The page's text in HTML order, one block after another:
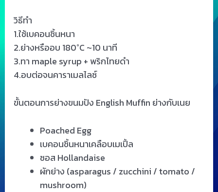
วิธีทำ
1.ใช้เบคอนชิ้นหนา
2.ย่างหรืออบ 180°C ~10 นาที
3.ทา maple syrup + พริกไทยดำ
4.อบต่อจนคาราเมลไลซ์
ขั้นตอนการย่างขนมปัง English Muffin ย่างกับเนย
Poached Egg
เบคอนชิ้นหนาเคลือบเมเปิ้ล
ซอส Hollandaise
ผักย่าง (asparagus / zucchini / tomato /
mushroom)